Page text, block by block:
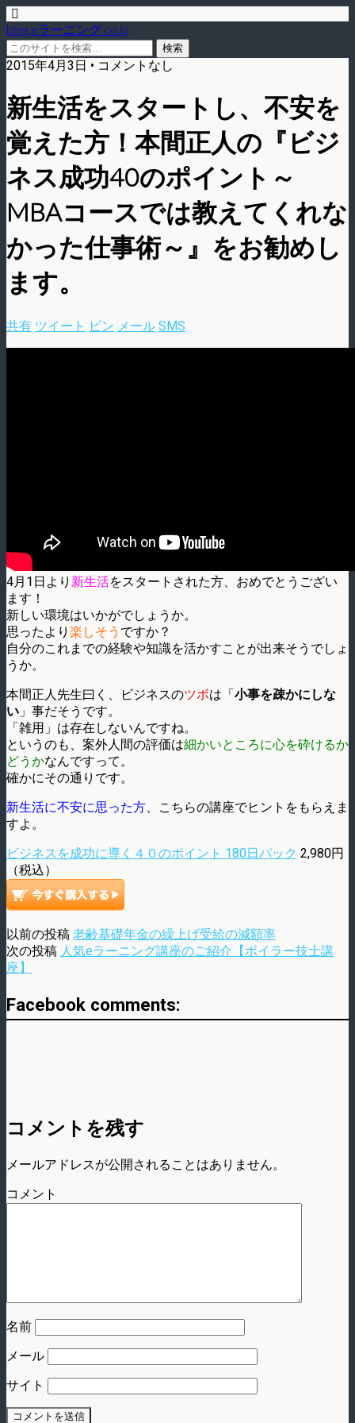
blog.eラーニング.co.jp
2015年4月3日 • コメントなし
新生活をスタートし、不安を
覚えた方！本間正人の『ビジ
ネス成功40のポイント～
MBAコースでは教えてくれな
かった仕事術～』をお勧めし
ます。
共有 ツイート ピン メール SMS
4月1日より 新生活をスタートされた方、おめでとうござい
ます！
新しい環境はいかがでしょうか。
思ったより 楽しそう ですか？
自分のこれまでの経験や知識を活かすことが出来そうでしょ
うか。
本間正人先生曰く、ビジネスのツボは「小事を疎かにしな
い 」事だそうです。
「雑用」は存在しないんですね。
というのも、案外人間の評価は細かいところに心を砕けるか
どうかなんですって。
確かにその通りです。
新生活に不安に思った方、こちらの講座でヒントをもらえま
すよ。
ビジネスを成功に導く４０のポイント 180日パック 2,980円
（税込）
以前の投稿 老齢基礎年金の繰上げ受給の減額率
次の投稿 人気eラーニング講座のご紹介【ボイラー技士講
座】
Facebook comments:
コメントを残す
メールアドレスが公開されることはありません。
コメント
名前
メール
サイト